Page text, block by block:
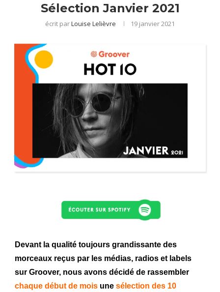
Sélection Janvier 2021
écrit parLouise Lelièvre 19 janvier 2021
Devant la qualité toujours grandissante des
morceaux reçus par les médias, radios et labels
sur Groover, nous avons décidé de rassembler
chaque début de mois une sélection des 10